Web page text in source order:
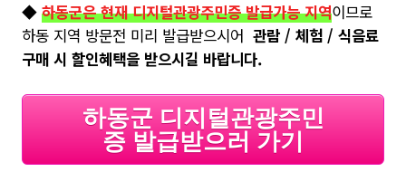
◆ 하동군은 현재 디지털관광주민증 발급가능 지역이므로
하동 지역 방문전 미리 발급받으시어 관람 / 체험 / 식음료
구매 시 할인혜택을 받으시길 바랍니다.
하동군 디지털관광주민
증 발급받으러 가기